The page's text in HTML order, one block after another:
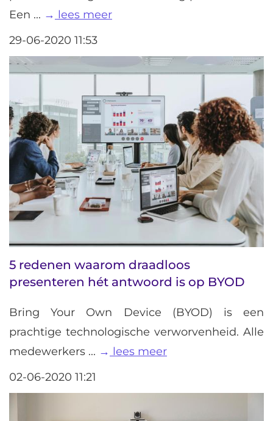
Een ...
lees meer
29-06-2020 11:53
5 redenen waarom draadloos
presenteren hét antwoord is op BYOD
Bring Your Own Device (BYOD) is een
prachtige technologische verworvenheid. Alle
medewerkers ...
lees meer
02-06-2020 11:21